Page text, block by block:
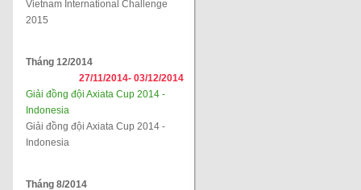
Vietnam International Challenge
2015
Tháng 12/2014
27/11/2014- 03/12/2014
Giải đồng đội Axiata Cup 2014 -
Indonesia
Giải đồng đội Axiata Cup 2014 -
Indonesia
Tháng 8/2014